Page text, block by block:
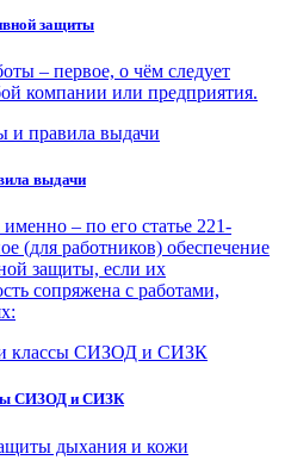
защиты
– первое, о чём следует
компании или предприятия.
выдачи
– по его статье 221-
(для работников) обеспечение
защиты, если их
сопряжена с работами,
СИЗОД и СИЗК
дыхания и кожи